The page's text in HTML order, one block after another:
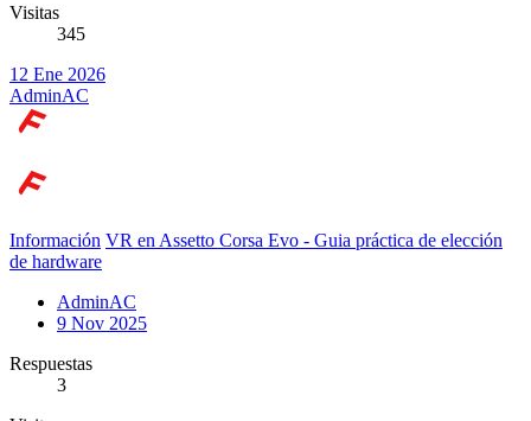
Visitas
345
12 Ene 2026
AdminAC
Información VR en Assetto Corsa Evo - Guia práctica de elección
de hardware
AdminAC
9 Nov 2025
Respuestas
3